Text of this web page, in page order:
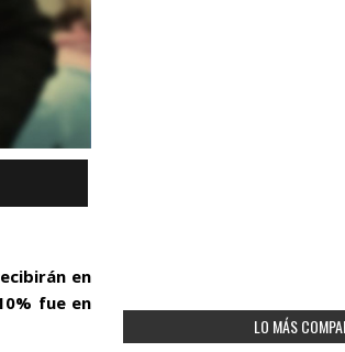
en
fue en
LO MÁS